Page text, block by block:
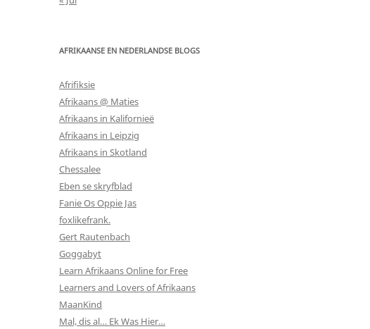
AFRIKAANSE EN NEDERLANDSE BLOGS
Afrifiksie
Afrikaans @ Maties
Afrikaans in Kalifornieë
Afrikaans in Leipzig
Afrikaans in Skotland
Chessalee
Eben se skryfblad
Fanie Os Oppie Jas
foxlikefrank.
Gert Rautenbach
Goggabyt
Learn Afrikaans Online for Free
Learners and Lovers of Afrikaans
MaanKind
Mal, dis al… Ek Was Hier…